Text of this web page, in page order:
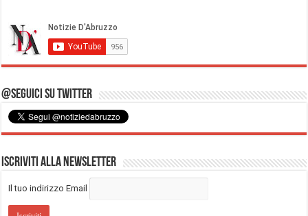
@Seguici su Twitter
Iscriviti alla Newsletter
Il tuo indirizzo Email